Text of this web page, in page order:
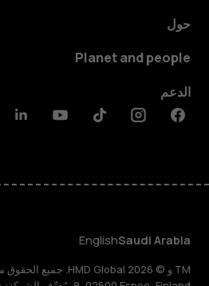
حول
Planet and people
الدعم
Facebook
Instagram
Tiktok
Youtube
Saudi Arabia
English